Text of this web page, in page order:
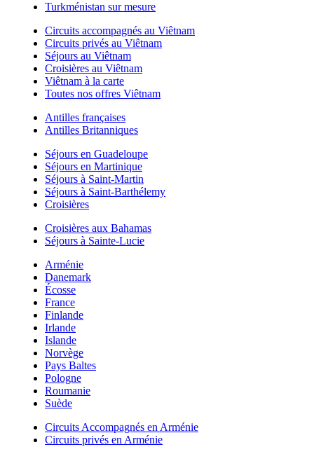
Turkménistan sur mesure
Circuits accompagnés au Viêtnam
Circuits privés au Viêtnam
Séjours au Viêtnam
Croisières au Viêtnam
Viêtnam à la carte
Toutes nos offres Viêtnam
Antilles françaises
Antilles Britanniques
Séjours en Guadeloupe
Séjours en Martinique
Séjours à Saint-Martin
Séjours à Saint-Barthélemy
Croisières
Croisières aux Bahamas
Séjours à Sainte-Lucie
Arménie
Danemark
Écosse
France
Finlande
Irlande
Islande
Norvège
Pays Baltes
Pologne
Roumanie
Suède
Circuits Accompagnés en Arménie
Circuits privés en Arménie